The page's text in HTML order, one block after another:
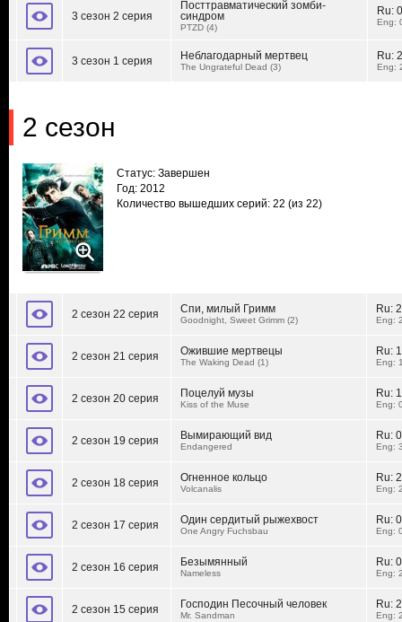
3 сезон 2 серия
Посттравматический зомби-
синдром
PTZD (4)
Ru:
Eng:
3 сезон 1 серия Неблагодарный мертвец
The Ungrateful Dead (3)
Ru:
Eng:
2 сезон
Статус: Завершен
Год: 2012
Количество вышедших серий: 22 (из 22)
2 сезон 22 серия Спи, милый Гримм
Goodnight, Sweet Grimm (2)
Ru:
Eng:
2 сезон 21 серия Ожившие мертвецы
The Waking Dead (1)
Ru:
Eng:
2 сезон 20 серия Поцелуй музы
Kiss of the Muse
Ru:
Eng:
2 сезон 19 серия Вымирающий вид
Endangered
Ru:
Eng:
2 сезон 18 серия Огненное кольцо
Volcanalis
Ru:
Eng:
2 сезон 17 серия Один сердитый рыжехвост
One Angry Fuchsbau
Ru:
Eng:
2 сезон 16 серия Безымянный
Nameless
Ru:
Eng:
2 сезон 15 серия Господин Песочный человек
Mr. Sandman
Ru:
Eng: